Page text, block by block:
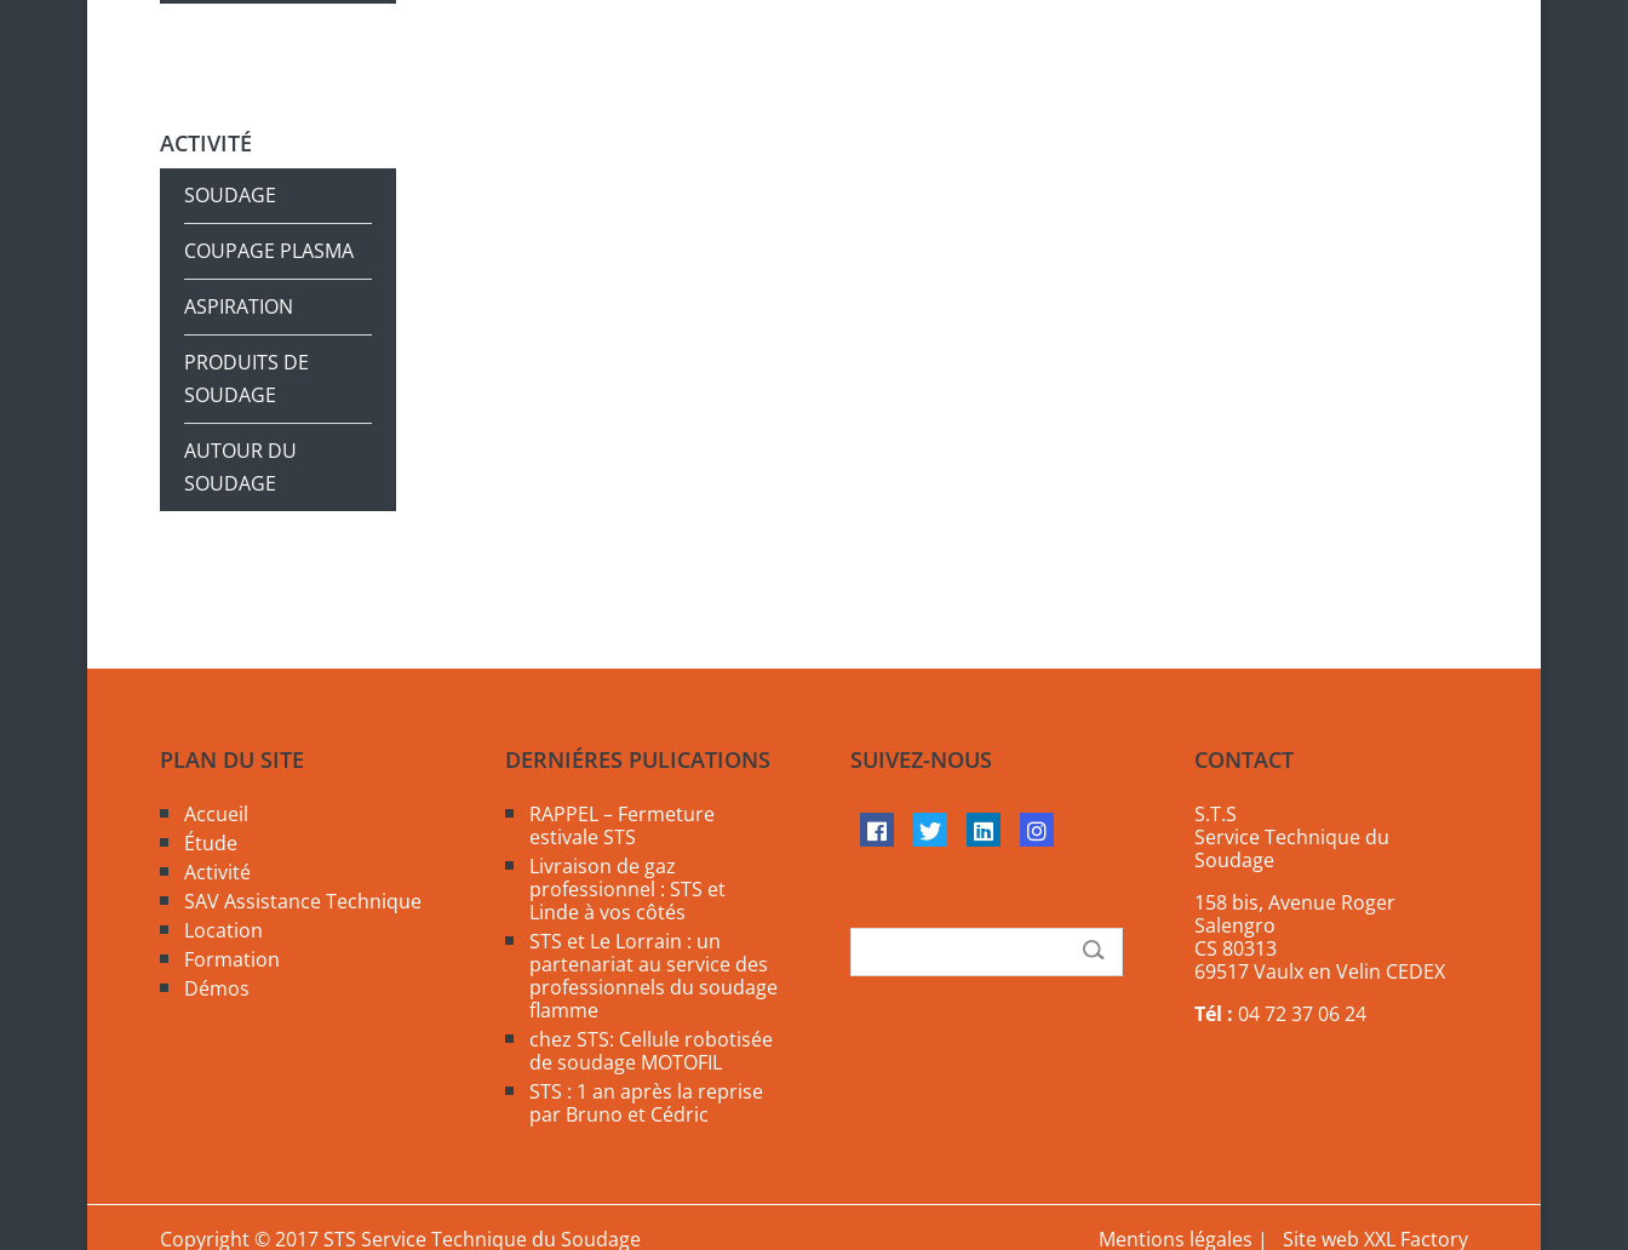
ACTIVITÉ
SOUDAGE
COUPAGE PLASMA
ASPIRATION
PRODUITS DE
SOUDAGE
AUTOUR DU
SOUDAGE
PLAN DU SITE
Accueil
Étude
Activité
SAV Assistance Technique
Location
Formation
Démos
DERNIÉRES PULICATIONS
RAPPEL – Fermeture
estivale STS
Livraison de gaz
professionnel : STS et
Linde à vos côtés
STS et Le Lorrain : un
partenariat au service des
professionnels du soudage
flamme
chez STS: Cellule robotisée
de soudage MOTOFIL
STS : 1 an après la reprise
par Bruno et Cédric
SUIVEZ-NOUS CONTACT
S.T.S
Service Technique du
Soudage
158 bis, Avenue Roger
Salengro
CS 80313
69517 Vaulx en Velin CEDEX
Tél : 04 72 37 06 24
Copyright © 2017 STS Service Technique du Soudage Mentions légales | Site web XXL Factory